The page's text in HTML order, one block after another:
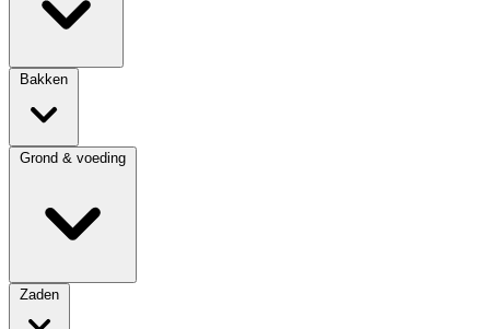
Bakken
Grond & voeding
Zaden